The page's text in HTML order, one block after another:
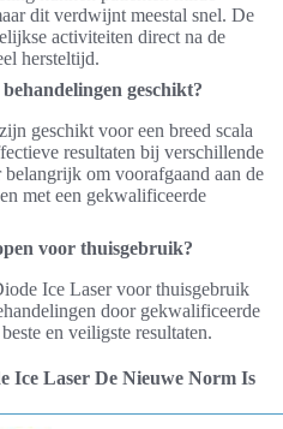
dit verdwijnt meestal snel. De
activiteiten direct na de
hersteltijd.
geschikt?
geschikt voor een breed scala
resultaten bij verschillende
om voorafgaand aan de
met een gekwalificeerde
voor thuisgebruik?
Ice Laser voor thuisgebruik
door gekwalificeerde
en veiligste resultaten.
Ice Laser De Nieuwe Norm Is